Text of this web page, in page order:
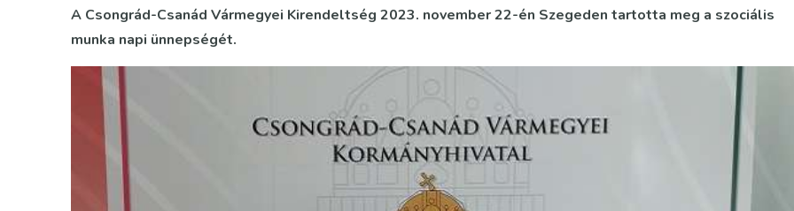
A Csongrád-Csanád Vármegyei Kirendeltség 2023. november 22-én Szegeden tartotta meg a szociális
munka napi ünnepségét.